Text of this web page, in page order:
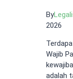
By
2026
Wajib
adalah